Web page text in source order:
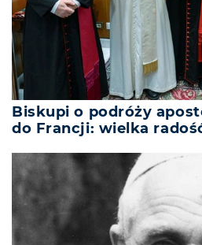
Biskupi o podróży
do Francji: wielka